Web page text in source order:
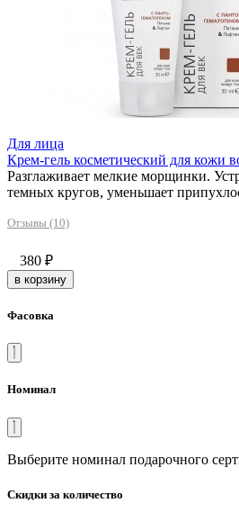
Для лица
Крем-гель косметический для кожи
Разглаживает мелкие морщинки.
темных кругов, уменьшает
Отзывы (10)
380 ₽
в корзину
Фасовка
Номинал
Выберите номинал подарочного
Скидки за количество